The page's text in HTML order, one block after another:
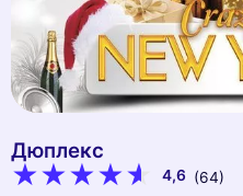
Дюплекс
4,6 (64)